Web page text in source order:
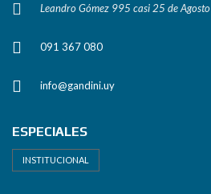
Leandro Gómez 995 casi 25 de Agosto
091 367 080
info@gandini.uy
ESPECIALES
INSTITUCIONAL